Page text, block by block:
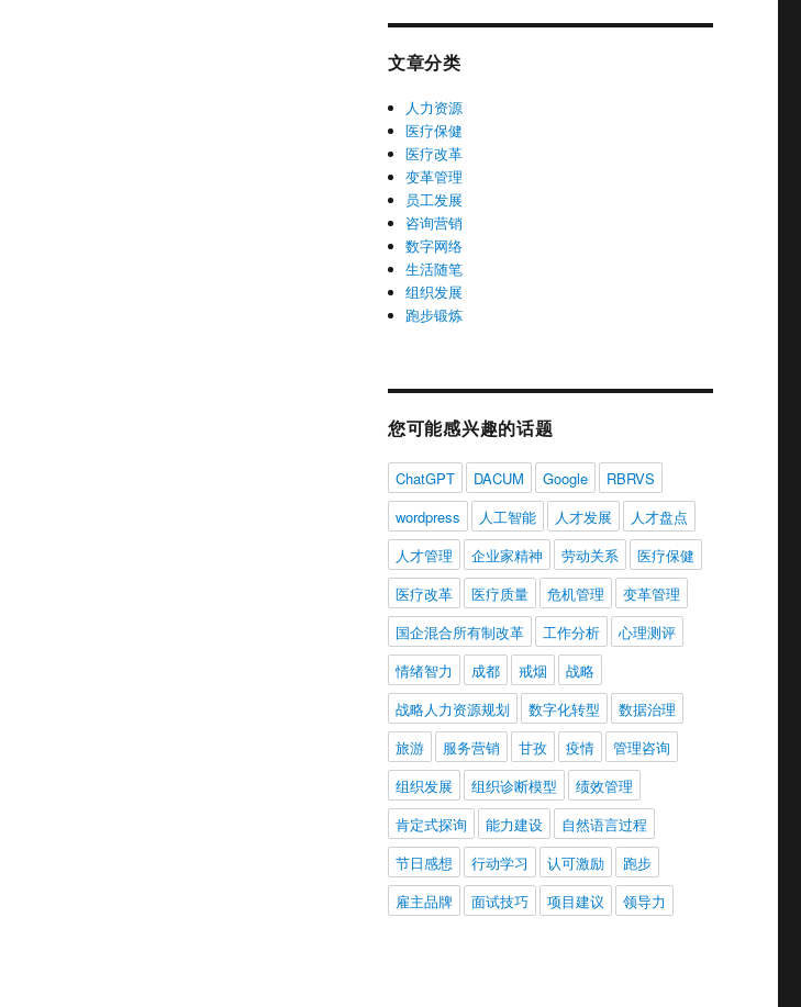
文章分类
人力资源
医疗保健
医疗改革
变革管理
员工发展
咨询营销
数字网络
生活随笔
组织发展
跑步锻炼
您可能感兴趣的话题
ChatGPT DACUM Google
RBRVS
wordpress
人工智能 人才发展
人才盘点
人才管理
企业家精神 劳动关系
医疗保健
医疗改革
医疗质量 危机管理
变革管理
国企混合所有制改革
工作分析
心理测评
情绪智力
成都 戒烟
战略
战略人力资源规划
数字化转型
数据治理
旅游
服务营销 甘孜 疫情
管理咨询
组织发展
组织诊断模型
绩效管理
肯定式探询
能力建设
自然语言过程
节日感想
行动学习 认可激励
跑步
雇主品牌
面试技巧 项目建议 领导力